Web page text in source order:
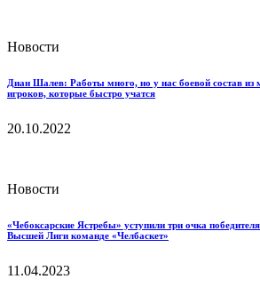
Новости
Диан Шалев: Работы много, но у нас боевой состав из
игроков, которые быстро учатся
20.10.2022
Новости
«Чебоксарские Ястребы» уступили три очка
Высшей Лиги команде «Челбаскет»
11.04.2023